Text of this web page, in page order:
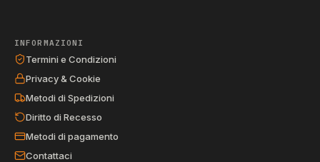
INFORMAZIONI
Termini e Condizioni
Privacy & Cookie
Metodi di Spedizioni
Diritto di Recesso
Metodi di pagamento
Contattaci